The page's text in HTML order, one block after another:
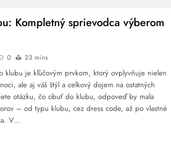
Kompletný sprievodca výberom
0 23 mins
klubu je kľúčovým prvkom, ktorý ovplyvňuje nielen
ale aj váš štýl a celkový dojem na ostatných
otázku, čo obuť do klubu, odpoveď by mala
– od typu klubu, cez dress code, až po vlastné
V…